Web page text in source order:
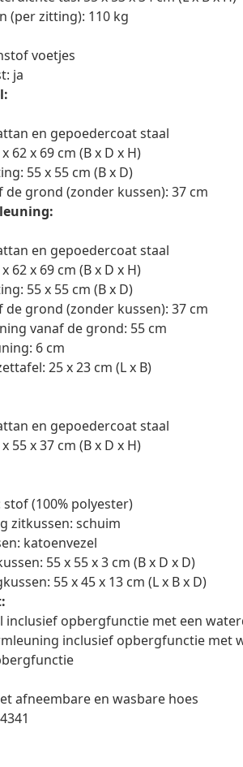
(per zitting): 110 kg
voetjes
ja
en gepoedercoat staal
62 x 69 cm (B x D x H)
55 x 55 cm (B x D)
grond (zonder kussen): 37 cm
en gepoedercoat staal
62 x 69 cm (B x D x H)
55 x 55 cm (B x D)
grond (zonder kussen): 37 cm
vanaf de grond: 55 cm
6 cm
25 x 23 cm (L x B)
en gepoedercoat staal
55 x 37 cm (B x D x H)
(100% polyester)
zitkussen: schuim
katoenvezel
55 x 55 x 3 cm (B x D x D)
55 x 45 x 13 cm (L x B x D)
inclusief opbergfunctie met een
inclusief opbergfunctie met
afneembare en wasbare hoes